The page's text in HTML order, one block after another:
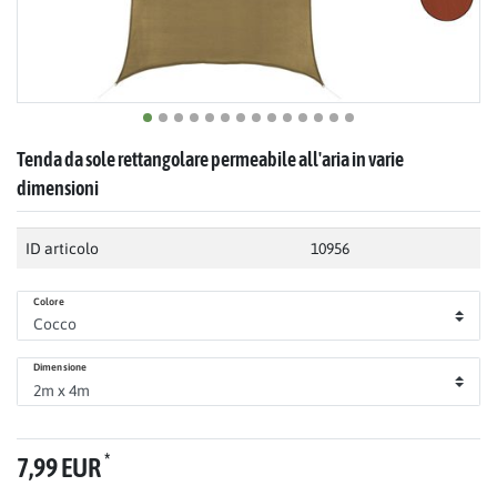
Tenda da sole rettangolare permeabile all'aria in varie
dimensioni
ID articolo 10956
Colore
Dimensione
7,99 EUR*